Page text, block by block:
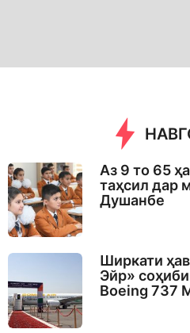
Аз 9 то 65
таҳсил дар
Душанбе
Ширкати
Эйр»
Boeing 737